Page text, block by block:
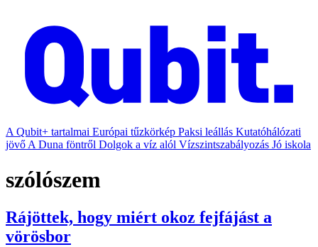
A Qubit+ tartalmai Európai tűzkörkép Paksi leállás Kutatóhálózati
jövő A Duna föntről Dolgok a víz alól Vízszintszabályozás Jó iskola
szólószem
Rájöttek, hogy miért okoz fejfájást a
vörösbor